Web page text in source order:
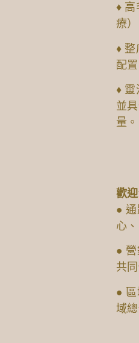
♦
療
♦
配
♦
並
量。
歡
●
心
●
共
●
域